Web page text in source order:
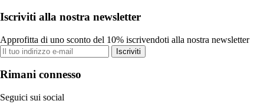
Iscriviti alla nostra newsletter
Approfitta di uno sconto del 10% iscrivendoti alla nostra newsletter
Iscriviti
Rimani connesso
Seguici sui social